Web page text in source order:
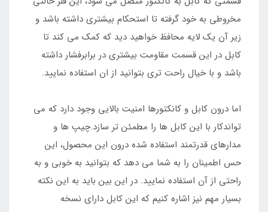
مخروطی به خود گرفته تا استحکام بیشتری داشته باشد و
زیر آن یک لایه محافظ خواهید دید که کمک می کند تا
کابل در این قسمت مقاومت بیشتری در برابرفشار داشته
باشد و با خیال راحت تری بتوانید از ان استفاده نمایید.
اما درون کابل و کانکتورها امنیت بالایی وجود دارد که می
تواندکار با این کابل ها را مطمئن تر سازد.چیپ ها و
مدارهای قدرتمند استفاده شده درون این محصول، این
حس اطمینان را به شما می دهد که بتوانید به خوبی و به
راحتی از آن استفاده نمایید. در این بین باید به این نکته
بسیار مهم نیز اشاره کنیم که این کابل دارای نسخه